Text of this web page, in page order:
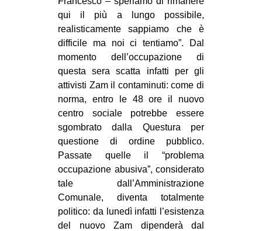
qui il più a lungo possibile,
realisticamente sappiamo che è
difficile ma noi ci tentiamo”. Dal
momento dell’occupazione di
questa sera scatta infatti per gli
attivisti Zam il contaminuti: come di
norma, entro le 48 ore il nuovo
centro sociale potrebbe essere
sgombrato dalla Questura per
questione di ordine pubblico.
Passate quelle il “problema
occupazione abusiva”, considerato
tale dall’Amministrazione
Comunale, diventa totalmente
politico: da lunedì infatti l’esistenza
del nuovo Zam dipenderà dal